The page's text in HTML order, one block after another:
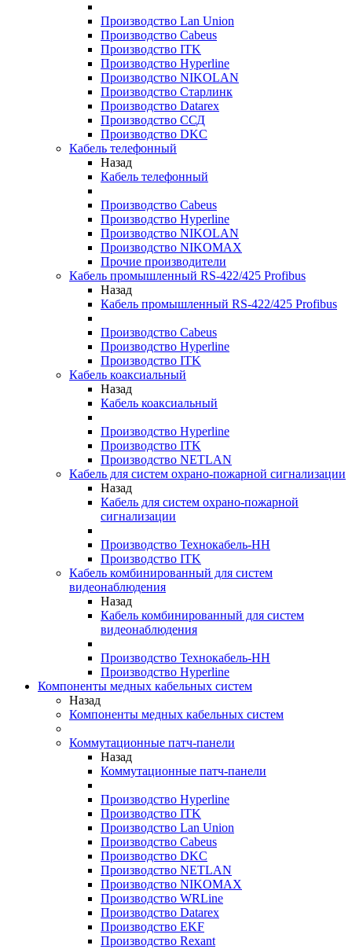
Производство Lan Union
Производство Cabeus
Производство ITK
Производство Hyperline
Производство NIKOLAN
Производство Старлинк
Производство Datarex
Производство ССД
Производство DKC
Кабель телефонный
Назад
Кабель телефонный
Производство Cabeus
Производство Hyperline
Производство NIKOLAN
Производство NIKOMAX
Прочие производители
Кабель промышленный RS-422/425 Profibus
Назад
Кабель промышленный RS-422/425 Profibus
Производство Cabeus
Производство Hyperline
Производство ITK
Кабель коаксиальный
Назад
Кабель коаксиальный
Производство Hyperline
Производство ITK
Производство NETLAN
Кабель для систем охрано-пожарной сигнализации
Назад
Кабель для систем охрано-пожарной
сигнализации
Производство Технокабель-НН
Производство ITK
Кабель комбинированный для систем
видеонаблюдения
Назад
Кабель комбинированный для систем
видеонаблюдения
Производство Технокабель-НН
Производство Hyperline
Компоненты медных кабельных систем
Назад
Компоненты медных кабельных систем
Коммутационные патч-панели
Назад
Коммутационные патч-панели
Производство Hyperline
Производство ITK
Производство Lan Union
Производство Cabeus
Производство DKC
Производство NETLAN
Производство NIKOMAX
Производство WRLine
Производство Datarex
Производство EKF
Производство Rexant